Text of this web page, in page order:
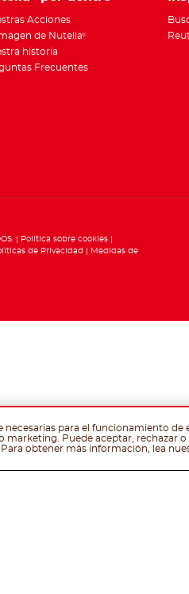
Acciones
de Nutella®
historia
Frecuentes
Política sobre cookies
de Privacidad
Medidas de
para el funcionamiento de
Puede aceptar, rechazar
obtener más información, lea